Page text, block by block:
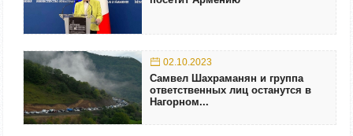
02.10.2023
Самвел Шахраманян и группа
ответственных лиц останутся в
Нагорном...